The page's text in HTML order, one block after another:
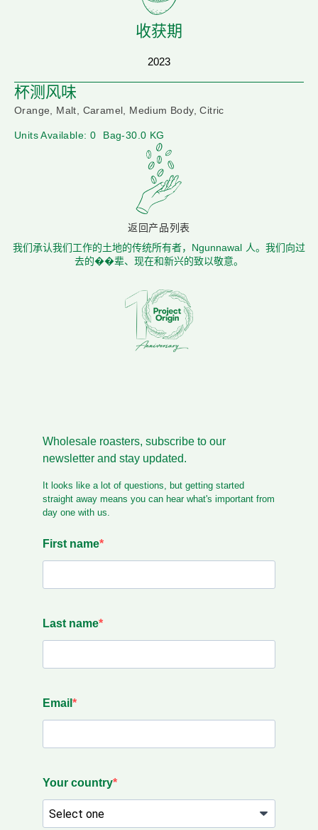
收获期
2023
杯测风味
Orange, Malt, Caramel, Medium Body, Citric
Units Available: 0 Bag-30.0 KG
返回产品列表
我们承认我们工作的土地的传统所有者，Ngunnawal 人。我们向过
去的��辈、现在和新兴的致以敬意。